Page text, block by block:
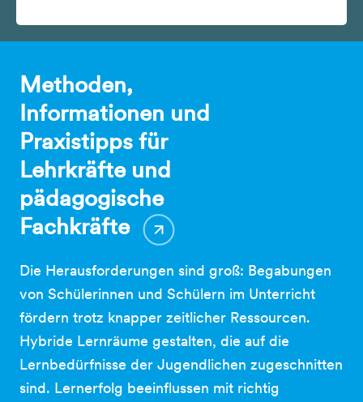
Methoden,
Informationen und
Praxistipps für
Lehrkräfte und
pädagogische
Fachkräfte
Die Herausforderungen sind groß: Begabungen
von Schülerinnen und Schülern im Unterricht
fördern trotz knapper zeitlicher Ressourcen.
Hybride Lernräume gestalten, die auf die
Lernbedürfnisse der Jugendlichen zugeschnitten
sind. Lernerfolg beeinflussen mit richtig